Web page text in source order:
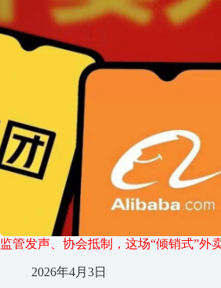
监管发声、协会抵制，这场“倾销式”外
2026年4月3日